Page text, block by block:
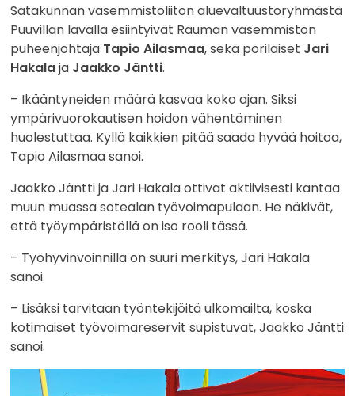
Satakunnan vasemmistoliiton aluevaltuustoryhmästä
Puuvillan lavalla esiintyivät Rauman vasemmiston
puheenjohtaja Tapio Ailasmaa, sekä porilaiset Jari
Hakalaja Jaakko Jäntti.
– Ikääntyneiden määrä kasvaa koko ajan. Siksi
ympärivuorokautisen hoidon vähentäminen
huolestuttaa. Kyllä kaikkien pitää saada hyvää hoitoa,
Tapio Ailasmaa sanoi.
Jaakko Jäntti ja Jari Hakala ottivat aktiivisesti kantaa
muun muassa sotealan työvoimapulaan. He näkivät,
että työympäristöllä on iso rooli tässä.
– Työhyvinvoinnilla on suuri merkitys, Jari Hakala
sanoi.
– Lisäksi tarvitaan työntekijöitä ulkomailta, koska
kotimaiset työvoimareservit supistuvat, Jaakko Jäntti
sanoi.